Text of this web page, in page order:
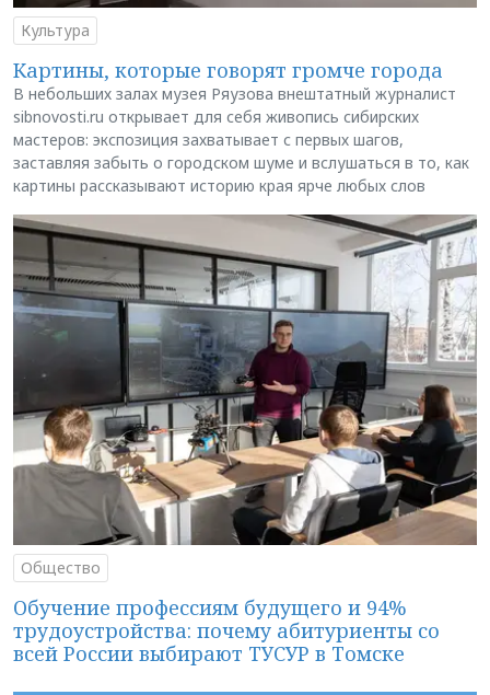
Культура
Картины, которые говорят громче города
В небольших залах музея Ряузова внештатный журналист
sibnovosti.ru открывает для себя живопись сибирских
мастеров: экспозиция захватывает с первых шагов,
заставляя забыть о городском шуме и вслушаться в то, как
картины рассказывают историю края ярче любых слов
Общество
Обучение профессиям будущего и 94%
трудоустройства: почему абитуриенты со
всей России выбирают ТУСУР в Томске